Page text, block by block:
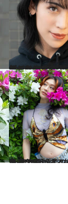
2022.12.17
ryuchell(りゅうちぇる)のこれから 不器用な人、悩みを抱えている人が 勇気づけられるような活動がしたい
カルチャー
2023.7.26
コムアイが語る妊娠、出産 アマゾンでの出産の時を迎えて 【インタビュー全文公開】
カルチャー